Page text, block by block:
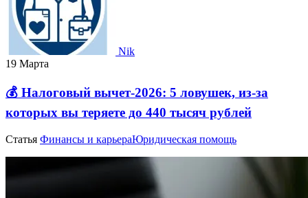
Nik
19 Марта
💰 Налоговый вычет-2026: 5 ловушек, из‑за
которых вы теряете до 440 тысяч рублей
Статья Финансы и карьераЮридическая помощь